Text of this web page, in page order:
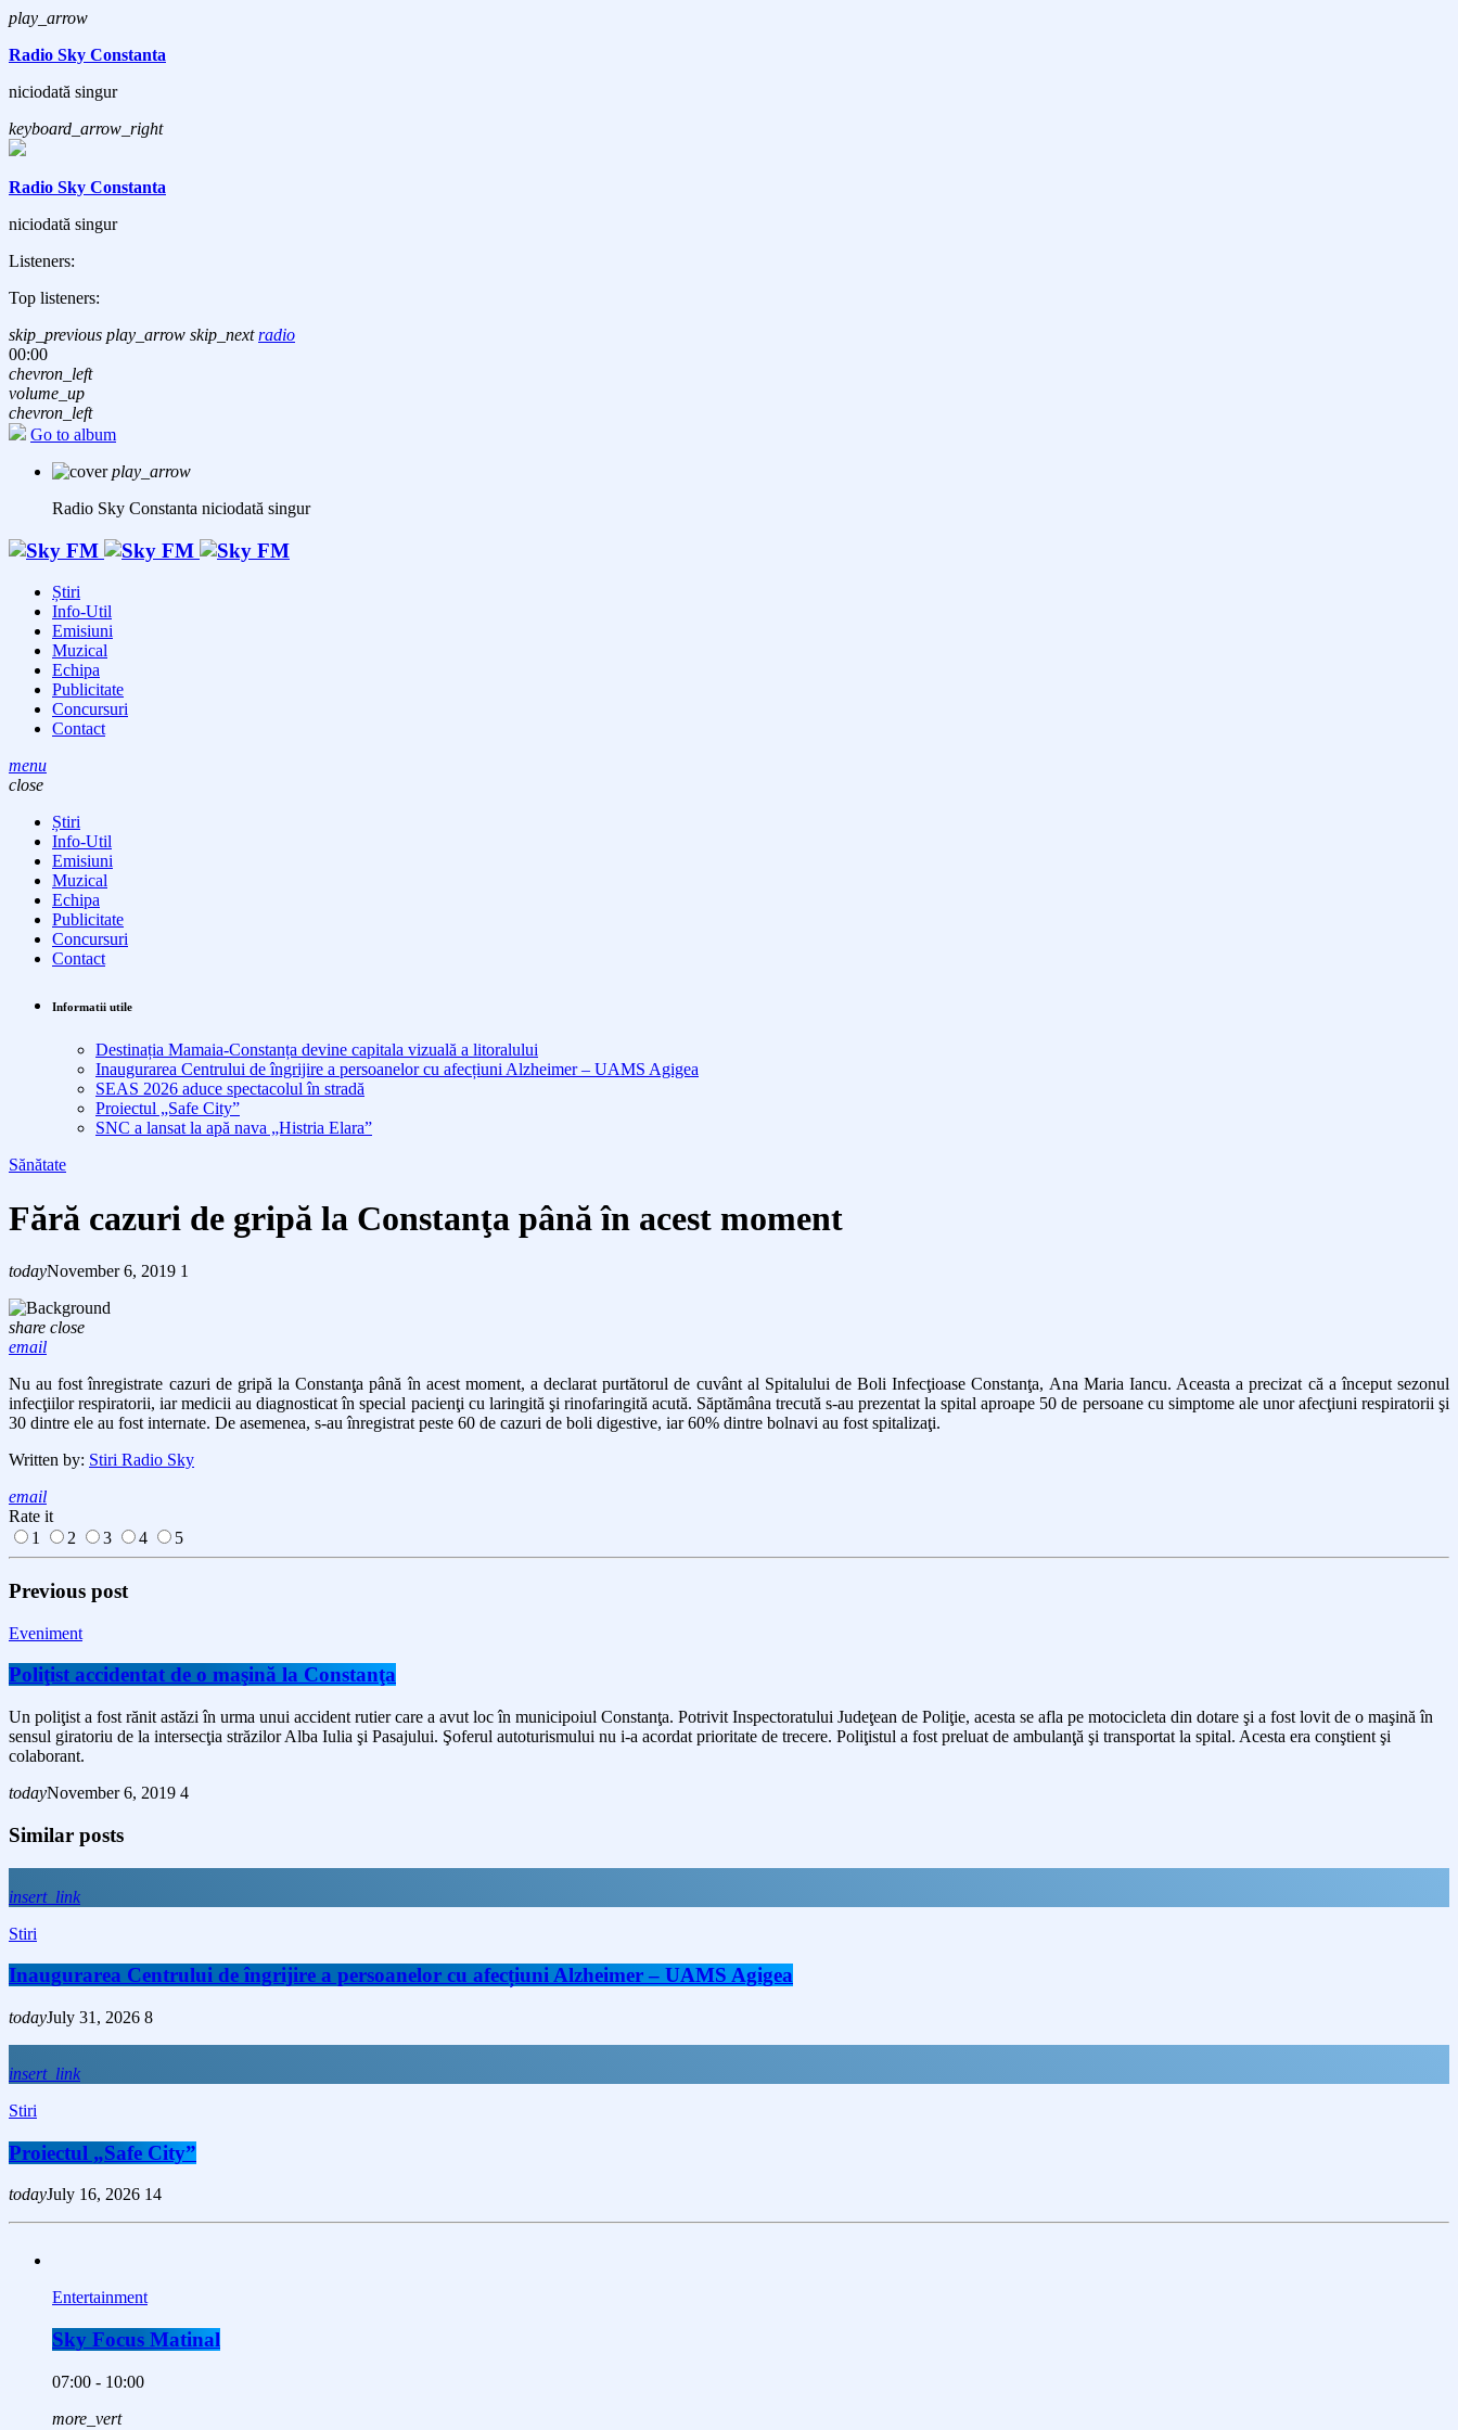
play_arrow
Radio Sky Constanta
niciodată singur
keyboard_arrow_right
Radio Sky Constanta
niciodată singur
Listeners:
Top listeners:
skip_previous play_arrow skip_next radio
00:00
chevron_left
volume_up
chevron_left
Go to album
play_arrow
Radio Sky Constanta niciodată singur
Știri
Info-Util
Emisiuni
Muzical
Echipa
Publicitate
Concursuri
Contact
menu
close
Știri
Info-Util
Emisiuni
Muzical
Echipa
Publicitate
Concursuri
Contact
Informatii utile
Destinația Mamaia-Constanța devine capitala vizuală a litoralului
Inaugurarea Centrului de îngrijire a persoanelor cu afecțiuni Alzheimer – UAMS Agigea
SEAS 2026 aduce spectacolul în stradă
Proiectul „Safe City”
SNC a lansat la apă nava „Histria Elara”
Sănătate
Fără cazuri de gripă la Constanţa până în acest moment
todayNovember 6, 2019 1
share close
email
Nu au fost înregistrate cazuri de gripă la Constanţa până în acest moment, a declarat purtătorul de cuvânt al Spitalului de Boli Infecţioase Constanţa, Ana Maria Iancu. Aceasta a precizat că a început sezonul
infecţiilor respiratorii, iar medicii au diagnosticat în special pacienţi cu laringită şi rinofaringită acută. Săptămâna trecută s-au prezentat la spital aproape 50 de persoane cu simptome ale unor afecţiuni respiratorii şi
30 dintre ele au fost internate. De asemenea, s-au înregistrat peste 60 de cazuri de boli digestive, iar 60% dintre bolnavi au fost spitalizaţi.
Written by: Stiri Radio Sky
email
Rate it
1
2 3 4 5
Previous post
Eveniment
Poliţist accidentat de o maşină la Constanţa
Un poliţist a fost rănit astăzi în urma unui accident rutier care a avut loc în municipoiul Constanţa. Potrivit Inspectoratului Judeţean de Poliţie, acesta se afla pe motocicleta din dotare şi a fost lovit de o maşină în
sensul giratoriu de la intersecţia străzilor Alba Iulia şi Pasajului. Şoferul autoturismului nu i-a acordat prioritate de trecere. Poliţistul a fost preluat de ambulanţă şi transportat la spital. Acesta era conştient şi
colaborant.
todayNovember 6, 2019 4
Similar posts
insert_link
Stiri
Inaugurarea Centrului de îngrijire a persoanelor cu afecțiuni Alzheimer – UAMS Agigea
todayJuly 31, 2026 8
insert_link
Stiri
Proiectul „Safe City”
todayJuly 16, 2026 14
Entertainment
Sky Focus Matinal
07:00 - 10:00
more_vert